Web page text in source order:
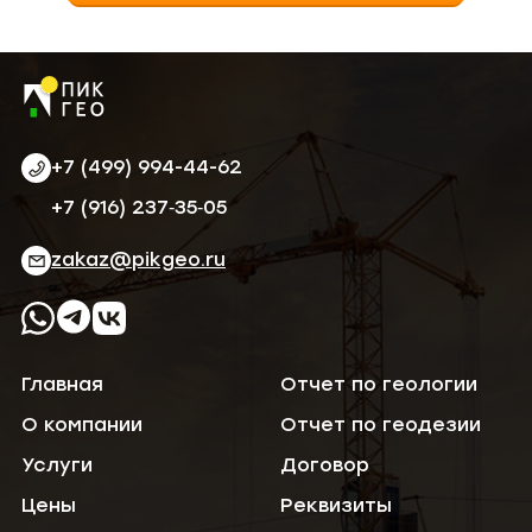
+7 (499) 994-44-62
‪+7 (916) 237‑35‑05‬
zakaz@pikgeo.ru
Главная
О компании
Услуги
Цены
Отчет по геологии
Отчет по геодезии
Договор
Реквизиты